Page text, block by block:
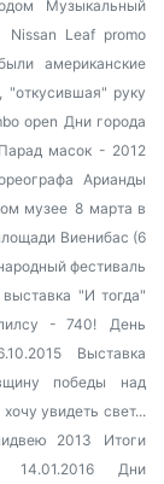
Музыкальный
Nissan Leaf promo
американские
"откусившая" руку
open Дни города
Парад масок - 2012
Арианды
музее 8 марта в
Виенибас (6
фестиваль
"И тогда"
- 740!
День
Выставка
победы над
увидеть свет...
2013
Итоги
Дни